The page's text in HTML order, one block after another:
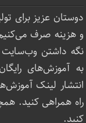
دوستان عزیز برای
و هزینه صرف
نگه داشتن
به آموزش‌های
انتشار لینک‌
راه همراهی کنید.
کنید.